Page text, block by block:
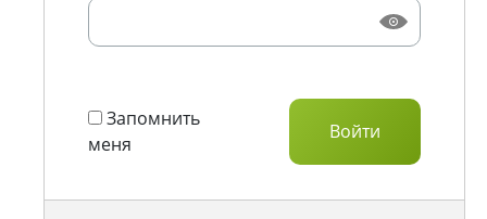
Запомнить
меня